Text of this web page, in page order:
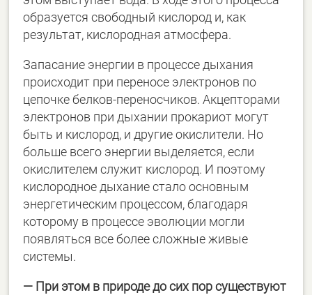
образуется свободный кислород и, как
результат, кислородная атмосфера.
Запасание энергии в процессе дыхания
происходит при переносе электронов по
цепочке белков-переносчиков. Акцепторами
электронов при дыхании прокариот могут
быть и кислород, и другие окислители. Но
больше всего энергии выделяется, если
окислителем служит кислород. И поэтому
кислородное дыхание стало основным
энергетическим процессом, благодаря
которому в процессе эволюции могли
появляться все более сложные живые
системы.
― При этом в природе до сих пор существуют